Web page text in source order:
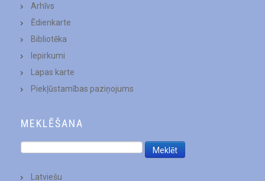
Arhīvs
Ēdienkarte
Bibliotēka
Iepirkumi
Lapas karte
Piekļūstamības paziņojums
MEKLĒŠANA
Latviešu